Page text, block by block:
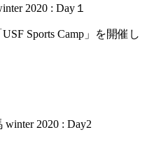
2020 : Day１
Sports Camp」を開催し